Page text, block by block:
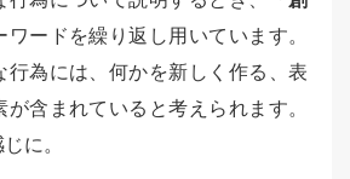
ワードを繰り返し用いています。
行為には、何かを新しく作る、表
含まれていると考えられます。
に。